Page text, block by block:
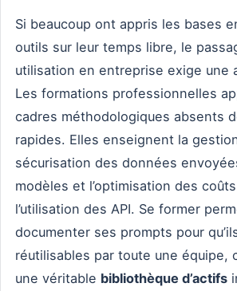
Si beaucoup ont appris les bases
outils sur leur temps libre, le
utilisation en entreprise exige une
Les formations professionnelles
cadres méthodologiques absents
rapides. Elles enseignent la
sécurisation des données
modèles et l’optimisation des
l’utilisation des API. Se former
documenter ses prompts pour
réutilisables par toute une équipe,
une véritable bibliothèque d’actifs